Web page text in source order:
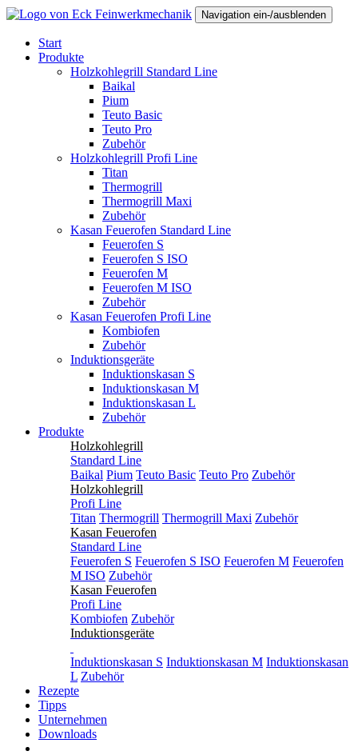
Navigation ein-/ausblenden
Start
Produkte
Holzkohlegrill Standard Line
Baikal
Pium
Teuto Basic
Teuto Pro
Zubehör
Holzkohlegrill Profi Line
Titan
Thermogrill
Thermogrill Maxi
Zubehör
Kasan Feuerofen Standard Line
Feuerofen S
Feuerofen S ISO
Feuerofen M
Feuerofen M ISO
Zubehör
Kasan Feuerofen Profi Line
Kombiofen
Zubehör
Induktionsgeräte
Induktionskasan S
Induktionskasan M
Induktionskasan L
Zubehör
Produkte
Holzkohlegrill
Standard Line
Baikal Pium Teuto Basic Teuto Pro Zubehör
Holzkohlegrill
Profi Line
Titan Thermogrill Thermogrill Maxi Zubehör
Kasan Feuerofen
Standard Line
Feuerofen S Feuerofen S ISO Feuerofen M Feuerofen
M ISO Zubehör
Kasan Feuerofen
Profi Line
Kombiofen Zubehör
Induktionsgeräte
Induktionskasan S Induktionskasan M Induktionskasan
L Zubehör
Rezepte
Tipps
Unternehmen
Downloads